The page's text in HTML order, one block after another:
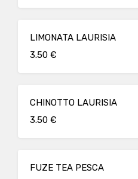
LIMONATA LAURISIA
3.50 €
CHINOTTO LAURISIA
3.50 €
FUZE TEA PESCA